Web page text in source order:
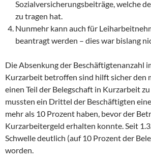
Sozialversicherungsbeiträge, welche
zu tragen hat.
Nunmehr kann auch für
beantragt werden – dies war bislang
Die Absenkung der Beschäftigtenanzahl
Kurzarbeit betroffen sind hilft sicher den
einen Teil der Belegschaft in Kurzarbeit
mussten ein Drittel der Beschäftigten
mehr als 10 Prozent haben, bevor der
Kurzarbeitergeld erhalten konnte. Seit
Schwelle deutlich (auf 10 Prozent der
worden.